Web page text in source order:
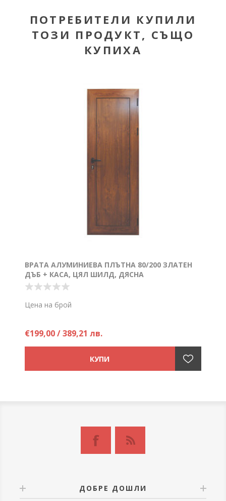
ПОТРЕБИТЕЛИ КУПИЛИ
ТОЗИ ПРОДУКТ, СЪЩО
КУПИХА
ВРАТА АЛУМИНИЕВА ПЛЪТНА 80/200 ЗЛАТЕН
ДЪБ + КАСА, ЦЯЛ ШИЛД, ДЯСНА
Цена на брой
€199,00 / 389,21 лв.
ДОБРЕ ДОШЛИ